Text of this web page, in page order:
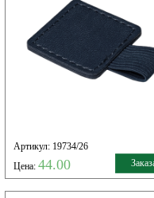
Артикул: 19734/26
Цена: 44.00